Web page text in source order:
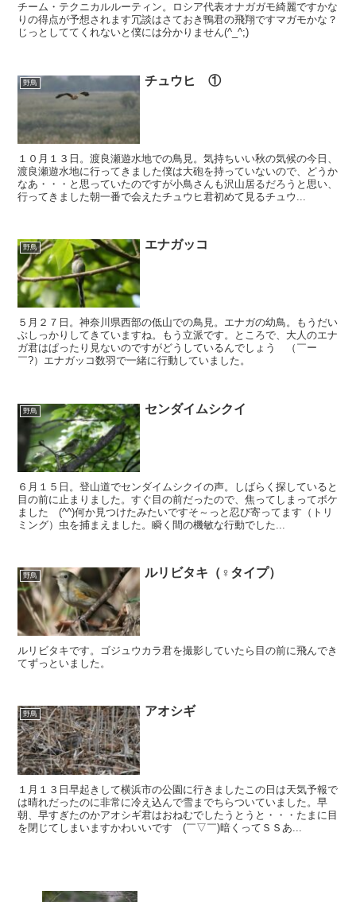
チーム・テクニカルルーティン。ロシア代表オナガガモ綺麗ですかな
りの得点が予想されます冗談はさておき鴨君の飛翔ですマガモかな？
じっとしててくれないと僕には分かりません(^_^;)
野鳥 チュウヒ ①
１０月１３日。渡良瀬遊水地での鳥見。気持ちいい秋の気候の今日、
渡良瀬遊水地に行ってきました僕は大砲を持っていないので、どうか
なあ・・・と思っていたのですが小鳥さんも沢山居るだろうと思い、
行ってきました朝一番で会えたチュウヒ君初めて見るチュウ...
野鳥 エナガッコ
５月２７日。神奈川県西部の低山での鳥見。エナガの幼鳥。もうだい
ぶしっかりしてきていますね。もう立派です。ところで、大人のエナ
ガ君はぱったり見ないのですがどうしているんでしょう （￣ー
￣?）エナガッコ数羽で一緒に行動していました。
野鳥 センダイムシクイ
６月１５日。登山道でセンダイムシクイの声。しばらく探していると
目の前に止まりました。すぐ目の前だったので、焦ってしまってボケ
ました (^^)何か見つけたみたいですそ～っと忍び寄ってます（トリ
ミング）虫を捕まえました。瞬く間の機敏な行動でした...
野鳥 ルリビタキ（♀タイプ）
ルリビタキです。ゴジュウカラ君を撮影していたら目の前に飛んでき
てずっといました。
野鳥 アオシギ
１月１３日早起きして横浜市の公園に行きましたこの日は天気予報で
は晴れだったのに非常に冷え込んで雪までちらついていました。早
朝、早すぎたのかアオシギ君はおねむでしたうとうと・・・たまに目
を閉じてしまいますかわいいです (￣▽￣)暗くってＳＳあ...